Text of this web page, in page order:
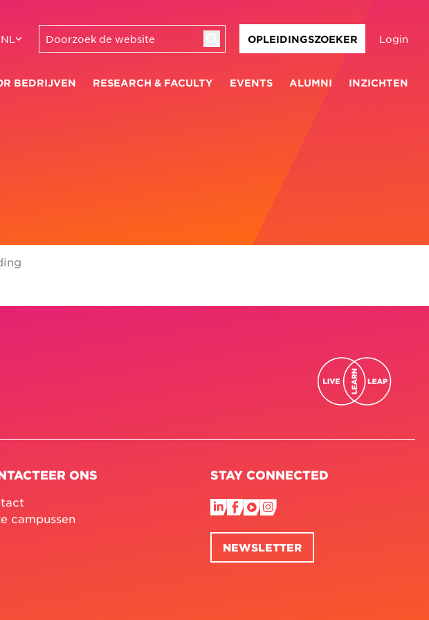
NL OPLEIDINGSZOEKER Login
BEDRIJVEN RESEARCH & FACULTY EVENTS ALUMNI INZICHTEN
ONS
campussen
STAY CONNECTED
NEWSLETTER